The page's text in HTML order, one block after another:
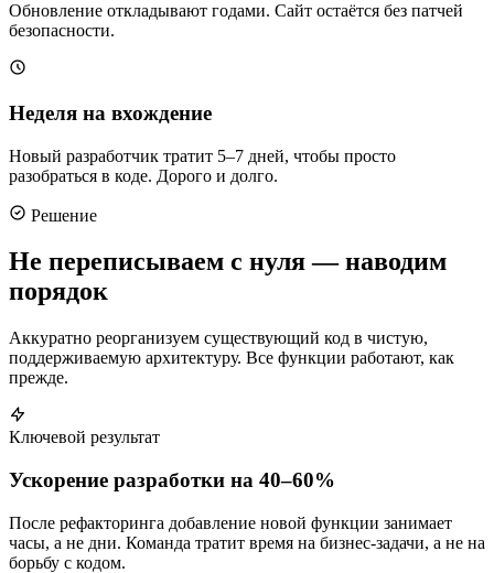
Обновление откладывают годами. Сайт остаётся без патчей
безопасности.
Неделя на вхождение
Новый разработчик тратит 5–7 дней, чтобы просто
разобраться в коде. Дорого и долго.
Решение
Не переписываем с нуля —наводим
порядок
Аккуратно реорганизуем существующий код в чистую,
поддерживаемую архитектуру. Все функции работают, как
прежде.
Ключевой результат
Ускорение разработки на 40–60%
После рефакторинга добавление новой функции занимает
часы, а не дни. Команда тратит время на бизнес-задачи, а не на
борьбу с кодом.